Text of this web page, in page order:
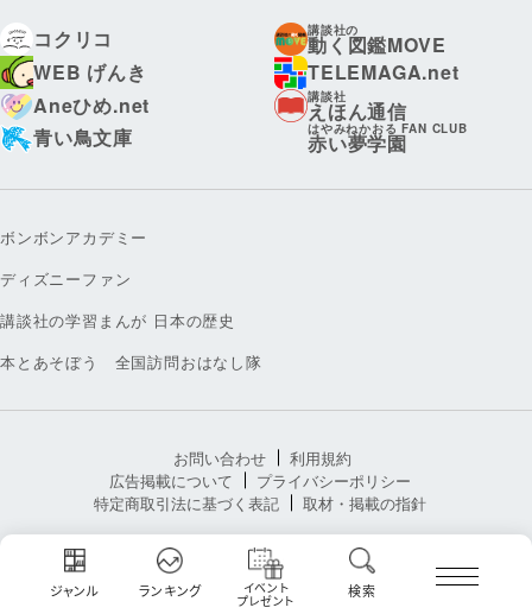
ジャンル ランキング イベント
プレゼント
検索
コクリコ
講談社の
動く図鑑MOVE
WEB げんき
TELEMAGA.net
Aneひめ.net
講談社
えほん通信
青い鳥文庫
はやみねかおる FAN CLUB
赤い夢学園
ボンボンアカデミー
ディズニーファン
講談社の学習まんが 日本の歴史
本とあそぼう 全国訪問おはなし隊
お問い合わせ
利用規約
広告掲載について
プライバシーポリシー
特定商取引法に基づく表記
取材・掲載の指針